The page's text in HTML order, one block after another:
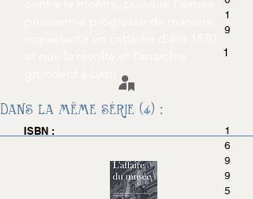
1
9
1
ISBN :
1
6
9
9
5
Dans la même série (4) :